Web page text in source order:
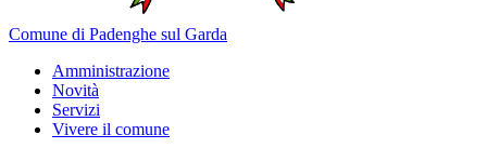
Comune di Padenghe sul Garda
Amministrazione
Novità
Servizi
Vivere il comune